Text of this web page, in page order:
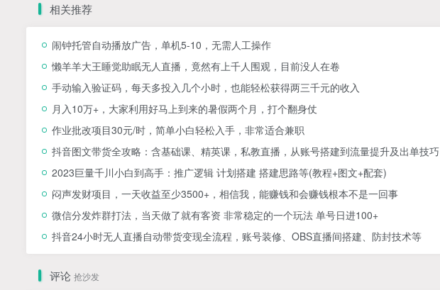
相关推荐
闹钟托管自动播放广告，单机5-10，无需人工操作
懒羊羊大王睡觉助眠无人直播，竟然有上千人围观，目前没人在卷
手动输入验证码，每天多投入几个小时，也能轻松获得两三千元的收入
月入10万+，大家利用好马上到来的暑假两个月，打个翻身仗
作业批改项目30元/时，简单小白轻松入手，非常适合兼职
抖音图文带货全攻略：含基础课、精英课，私教直播，从账号搭建到流量提升及出单技巧
2023巨量千川小白到高手：推广逻辑 计划搭建 搭建思路等(教程+图文+配套)
闷声发财项目，一天收益至少3500+，相信我，能赚钱和会赚钱根本不是一回事
微信分发炸群打法，当天做了就有客资 非常稳定的一个玩法 单号日进100+
抖音24小时无人直播自动带货变现全流程，账号装修、OBS直播间搭建、防封技术等
评论 抢沙发